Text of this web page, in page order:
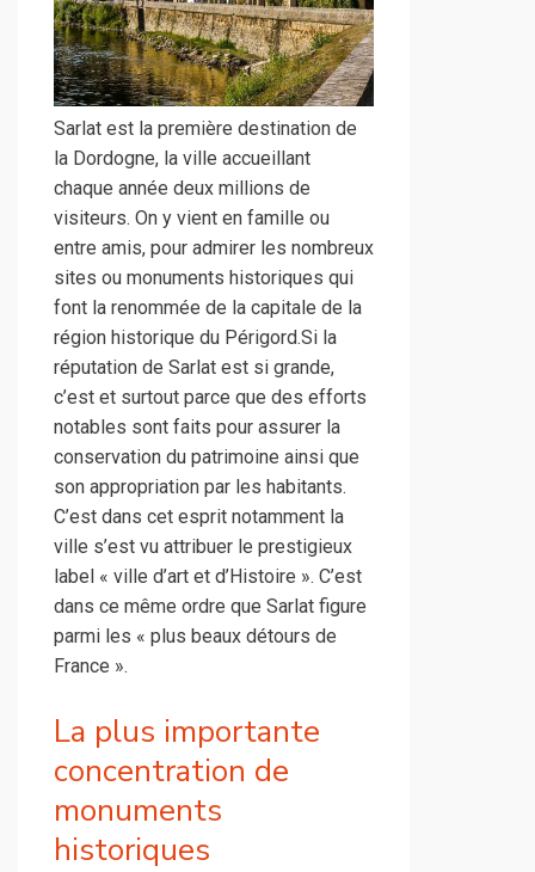
Sarlat est la première destination de
la Dordogne, la ville accueillant
chaque année deux millions de
visiteurs. On y vient en famille ou
entre amis, pour admirer les nombreux
sites ou monuments historiques qui
font la renommée de la capitale de la
région historique du Périgord.Si la
réputation de Sarlat est si grande,
c’est et surtout parce que des efforts
notables sont faits pour assurer la
conservation du patrimoine ainsi que
son appropriation par les habitants.
C’est dans cet esprit notamment la
ville s’est vu attribuer le prestigieux
label « ville d’art et d’Histoire ». C’est
dans ce même ordre que Sarlat figure
parmi les « plus beaux détours de
France ».
La plus importante
concentration de
monuments
historiques